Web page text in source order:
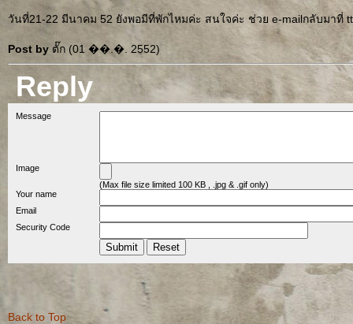
วันที่21-22 มีนาคม 52 ยังพอมีที่พักไหมค่ะ สนใจค่ะ ช่วย e-mailกลับมาที่
Post by ตั๊ก (01 ��.�. 2552)
Reply
Message
Image
(Max file size limited 100 KB , .jpg & .gif only)
Your name
Email
Security Code
Back to Top